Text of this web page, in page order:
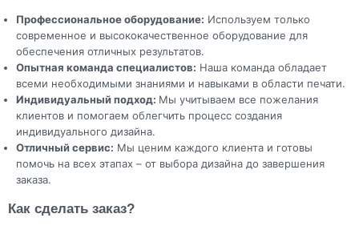
Профессиональное оборудование: Используем только
современное и высококачественное оборудование для
обеспечения отличных результатов.
Опытная команда специалистов: Наша команда обладает
всеми необходимыми знаниями и навыками в области печати.
Индивидуальный подход: Мы учитываем все пожелания
клиентов и помогаем облегчить процесс создания
индивидуального дизайна.
Отличный сервис: Мы ценим каждого клиента и готовы
помочь на всех этапах – от выбора дизайна до завершения
заказа.
Как сделать заказ?